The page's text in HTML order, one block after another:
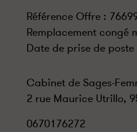
Référence Offre :
Remplacement congé
Date de prise de poste
Cabinet de Sages-
2 rue Maurice Utrillo,
0670176272